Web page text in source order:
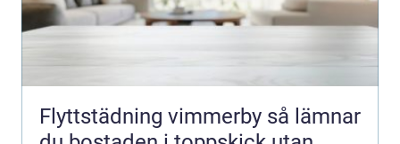
Flyttstädning vimmerby så lämnar